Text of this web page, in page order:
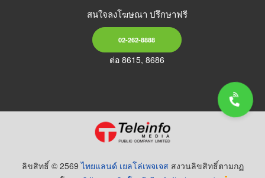
สนใจลงโฆษณา ปรึกษาฟรี
02-262-8888
ต่อ 8615, 8686
ลิขสิทธิ์ © 2569ไทยแลนด์ เยลโล่เพจเจส สงวนลิขสิทธิ์ตามกฏ